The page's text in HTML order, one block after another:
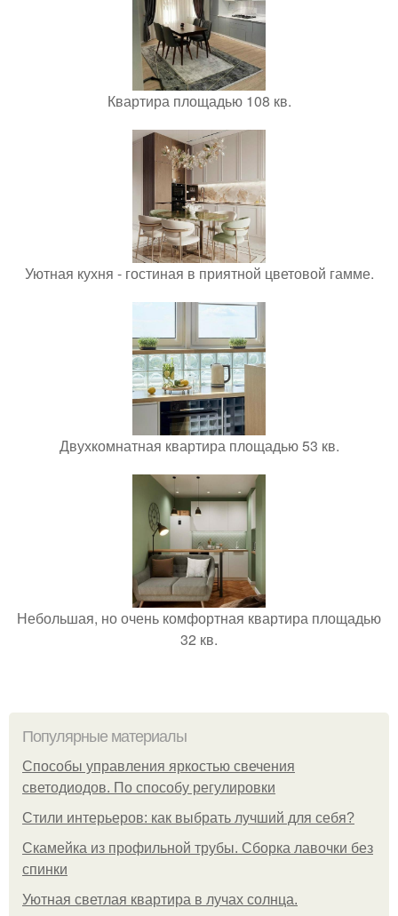
Квартира площадью 108 кв.
Уютная кухня - гостиная в приятной цветовой гамме.
Двухкомнатная квартира площадью 53 кв.
Небольшая, но очень комфортная квартира площадью
32 кв.
Популярные материалы
Способы управления яркостью свечения
светодиодов. По способу регулировки
Стили интерьеров: как выбрать лучший для себя?
Скамейка из профильной трубы. Сборка лавочки без
спинки
Уютная светлая квартира в лучах солнца.